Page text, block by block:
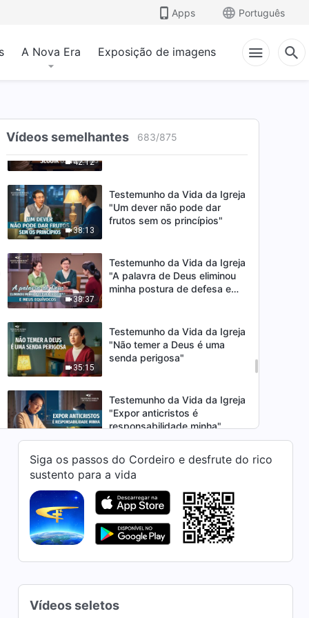
Apps Português
A Nova Era Exposição de imagens
Vídeos semelhantes 683/875
o dever que se tem"
Testemunho da Vida da Igreja
42:12
"Afetos devem seguir os
princípios"
38:13
Testemunho da Vida da Igreja
"Um dever não pode dar
frutos sem os princípios"
38:37
Testemunho da Vida da Igreja
"A palavra de Deus eliminou
minha postura de defesa e
35:15
Testemunho da Vida da Igreja
"Não temer a Deus é uma
senda perigosa"
Testemunho da Vida da Igreja
"Expor anticristos é
responsabilidade minha"
41:01
Testemunho da Vida da Igreja
"Vendo que eu estava farto
da verdade"
Testemunho da Vida da Igreja
líder errado"
Testemunho da Vida da Igreja
Siga os passos do Cordeiro e desfrute do rico
sustento para a vida
Vídeos seletos